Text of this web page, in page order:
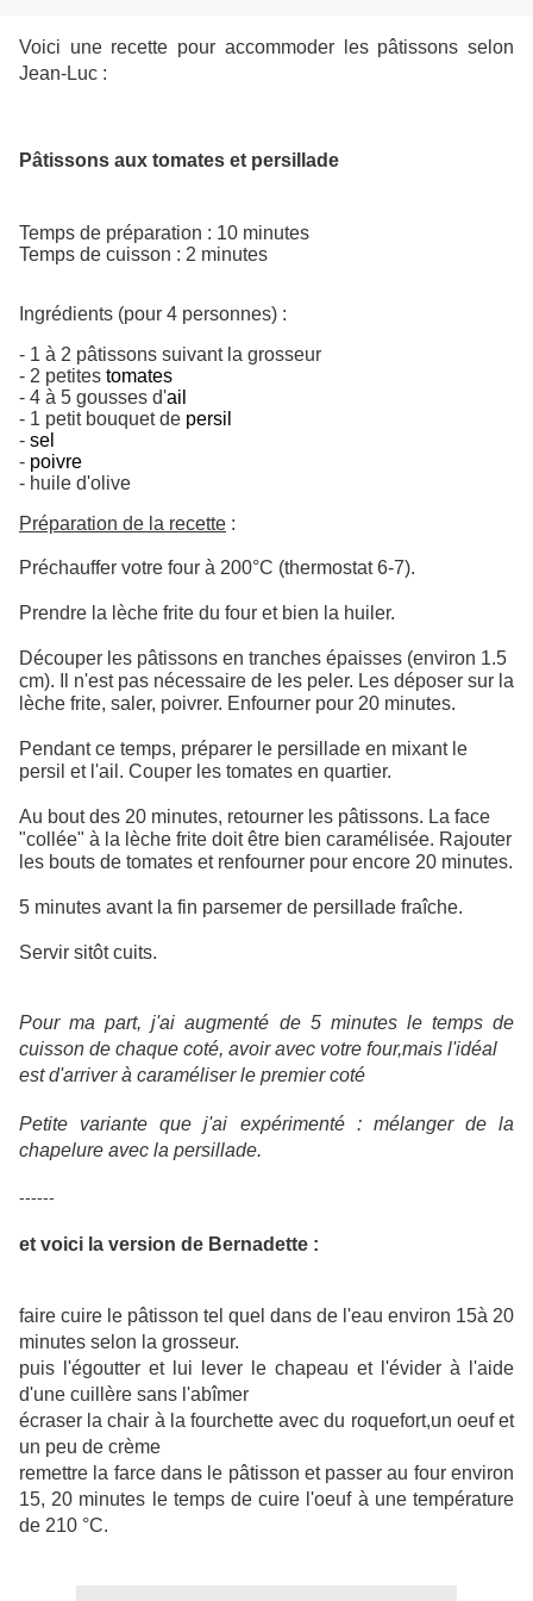
Voici une recette pour accommoder les pâtissons selon
Jean-Luc :
Pâtissons aux tomates et persillade
Temps de préparation : 10 minutes
Temps de cuisson : 2 minutes
Ingrédients (pour 4 personnes) :
- 1 à 2 pâtissons suivant la grosseur
- 2 petites tomates
- 4 à 5 gousses d'ail
- 1 petit bouquet de persil
- sel
- poivre
- huile d'olive
Préparation de la recette :
Préchauffer votre four à 200°C (thermostat 6-7).
Prendre la lèche frite du four et bien la huiler.
Découper les pâtissons en tranches épaisses (environ 1.5
cm). Il n'est pas nécessaire de les peler. Les déposer sur la
lèche frite, saler, poivrer. Enfourner pour 20 minutes.
Pendant ce temps, préparer le persillade en mixant le
persil et l'ail. Couper les tomates en quartier.
Au bout des 20 minutes, retourner les pâtissons. La face
"collée" à la lèche frite doit être bien caramélisée. Rajouter
les bouts de tomates et renfourner pour encore 20 minutes.
5 minutes avant la fin parsemer de persillade fraîche.
Servir sitôt cuits.
Pour ma part, j'ai augmenté de 5 minutes le temps de
cuisson de chaque coté, avoir avec votre four,mais l'idéal
est d'arriver à caraméliser le premier coté
Petite variante que j'ai expérimenté : mélanger de la
chapelure avec la persillade.
------
et voici la version de Bernadette :
faire cuire le pâtisson tel quel dans de l'eau environ 15à 20
minutes selon la grosseur.
puis l'égoutter et lui lever le chapeau et l'évider à l'aide
d'une cuillère sans l'abîmer
écraser la chair à la fourchette avec du roquefort,un oeuf et
un peu de crème
remettre la farce dans le pâtisson et passer au four environ
15, 20 minutes le temps de cuire l'oeuf à une température
de 210 °C.